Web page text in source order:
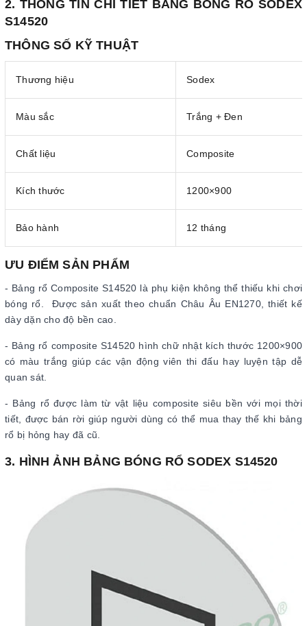
2. THÔNG TIN CHI TIẾT BẢNG BÓNG RỔ SODEX
S14520
THÔNG SỐ KỸ THUẬT
Thương hiệu Sodex
Màu sắc Trắng + Đen
Chất liệu Composite
Kích thước 1200×900
Bảo hành 12 tháng
ƯU ĐIỂM SẢN PHẨM
- Bảng rổ Composite S14520 là phụ kiện không thể thiếu khi chơi
bóng rổ. Được sản xuất theo chuẩn Châu Âu EN1270, thiết kế
dày dặn cho độ bền cao.
- Bảng rổ composite S14520 hình chữ nhật kích thước 1200×900
có màu trắng giúp các vận động viên thi đấu hay luyện tập dễ
quan sát.
- Bảng rổ được làm từ vật liệu composite siêu bền với mọi thời
tiết, được bán rời giúp người dùng có thể mua thay thế khi bảng
rổ bị hỏng hay đã cũ.
3. HÌNH ẢNH BẢNG BÓNG RỔ SODEX S14520